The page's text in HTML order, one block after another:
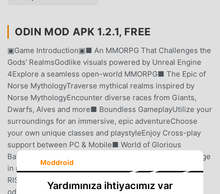
ODIN MOD APK 1.2.1, FREE
▣Game Introduction▣■ An MMORPG That Challenges the
Gods' RealmsGodlike visuals powered by Unreal Engine
4Explore a seamless open-world MMORPG■ The Epic of
Norse MythologyTraverse mythical realms inspired by
Norse MythologyEncounter diverse races from Giants,
Dwarfs, Alves and more■ Boundless GameplayUtilize your
surroundings for an immersive, epic adventureChoose
your own unique classes and playstyleEnjoy Cross-play
support between PC & Mobile■ World of Glorious
BattlesFight against Gods and Beasts from legendsEngage
in massive battles to claim Valhalla▣ODIN:VALHALLA
RISING Official Communities▣* Homepage:
odinvalhallarising.kakaogames.com * Discord:
Moddroid
Yardımınıza ihtiyacımız var